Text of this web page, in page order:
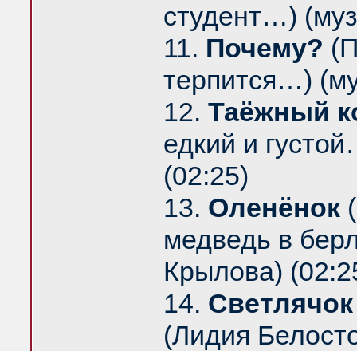
студент…)
11. Почему?
терпится…)
12. Таёжный
едкий и
(02:25)
13. Оленёнок
медведь в
Крылова)
14. Светлячок
(Лидия